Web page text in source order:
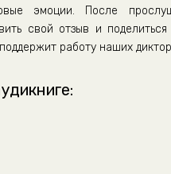
эмоции. После
свой отзыв и
работу наших